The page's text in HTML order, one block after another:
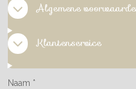
Algemene
Klantenservice
Naam *